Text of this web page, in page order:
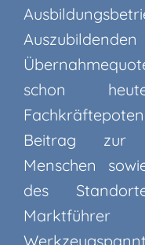
schon
Beitrag zur
Menschen
des